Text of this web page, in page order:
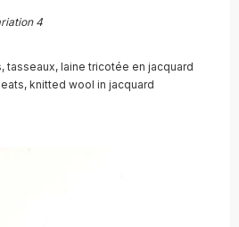
4
tasseaux, laine tricotée en jacquard
knitted wool in jacquard